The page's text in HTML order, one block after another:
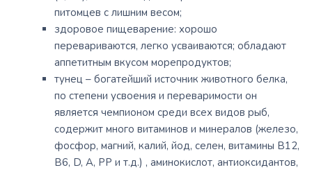
питомцев с лишним весом;
здоровое пищеварение: хорошо
перевариваются, легко усваиваются; обладают
аппетитным вкусом морепродуктов;
тунец – богатейший источник животного белка,
по степени усвоения и переваримости он
является чемпионом среди всех видов рыб,
содержит много витаминов и минералов (железо,
фосфор, магний, калий, йод, селен, витамины В12,
В6, D, А, РР и т.д.) , аминокислот, антиоксидантов,